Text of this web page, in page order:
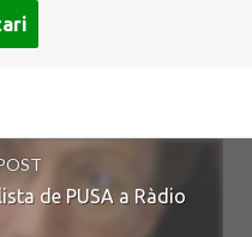
de PUSA a Ràdio